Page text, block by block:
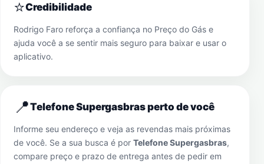
⭐Credibilidade
Rodrigo Faro reforça a confiança no Preço do Gás e
ajuda você a se sentir mais seguro para baixar e usar o
aplicativo.
📍Telefone Supergasbras perto de você
Informe seu endereço e veja as revendas mais próximas
de você. Se a sua busca é por Telefone Supergasbras,
compare preço e prazo de entrega antes de pedir em